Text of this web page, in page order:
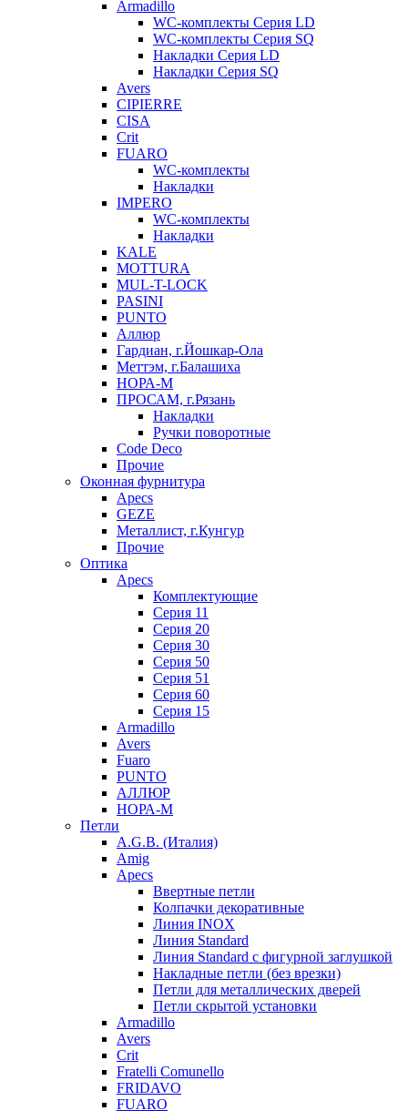
Armadillo
WC-комплекты Серия LD
WC-комплекты Серия SQ
Накладки Серия LD
Накладки Серия SQ
Avers
CIPIERRE
CISA
Crit
FUARO
WC-комплекты
Накладки
IMPERO
WC-комплекты
Накладки
KALE
MOTTURA
MUL-T-LOCK
PASINI
PUNTO
Аллюр
Гардиан, г.Йошкар-Ола
Меттэм, г.Балашиха
НОРА-М
ПРОСАМ, г.Рязань
Накладки
Ручки поворотные
Code Deco
Прочие
Оконная фурнитура
Apecs
GEZE
Металлист, г.Кунгур
Прочие
Оптика
Apecs
Комплектующие
Серия 11
Серия 20
Серия 30
Серия 50
Серия 51
Серия 60
Серия 15
Armadillo
Avers
Fuaro
PUNTO
АЛЛЮР
НОРА-М
Петли
A.G.B. (Италия)
Amig
Apecs
Ввертные петли
Колпачки декоративные
Линия INOX
Линия Standard
Линия Standard с фигурной заглушкой
Накладные петли (без врезки)
Петли для металлических дверей
Петли скрытой установки
Armadillo
Avers
Crit
Fratelli Comunello
FRIDAVO
FUARO